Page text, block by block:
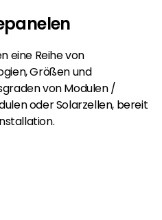
eine Reihe von
Größen und
von Modulen /
oder Solarzellen, bereit